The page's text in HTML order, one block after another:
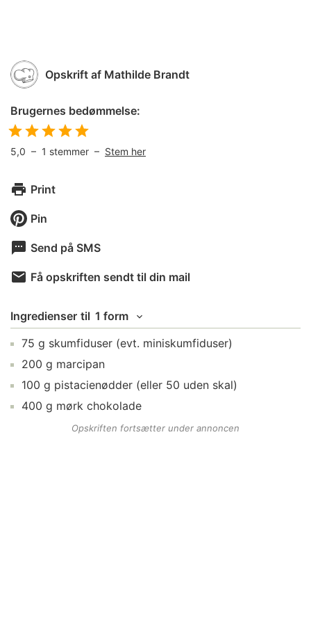
Opskrift af Mathilde Brandt
Brugernes bedømmelse:
5,0 – 1 stemmer – Stem her
Print
Pin
Send på SMS
Få opskriften sendt til din mail
Ingredienser til 1 form
75 g skumfiduser (evt. miniskumfiduser)
200 g marcipan
100 g pistacienødder (eller 50 uden skal)
400 g mørk chokolade
Opskriften fortsætter under annoncen